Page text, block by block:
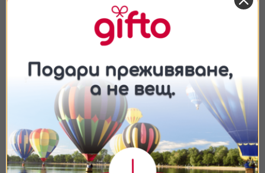
Съгласие Подробности Относно
Ние използваме бисквитки. Използваме
бисквитки и подобни технологии, за да осигурим
работата на уебсайта, да подобрим
изживяването ви, да анализираме използването